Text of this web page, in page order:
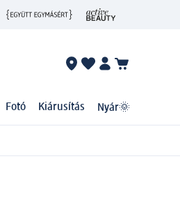
Fotó Kiárusítás Nyár🌞